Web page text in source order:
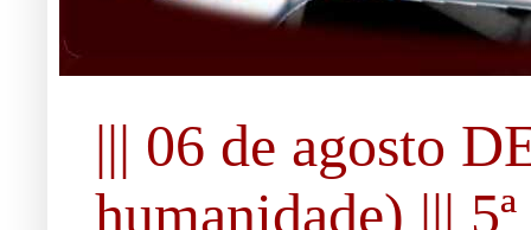
||| 06 de agosto
humanidade) |||